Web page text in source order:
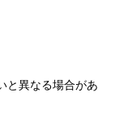
と異なる場合があ